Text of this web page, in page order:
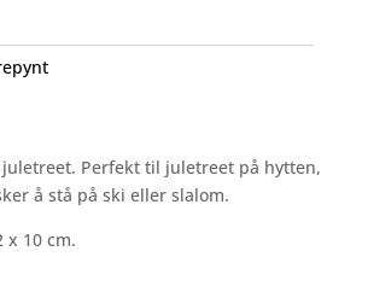
Perfekt til juletreet på hytten,
å stå på ski eller slalom.
x 10 cm.